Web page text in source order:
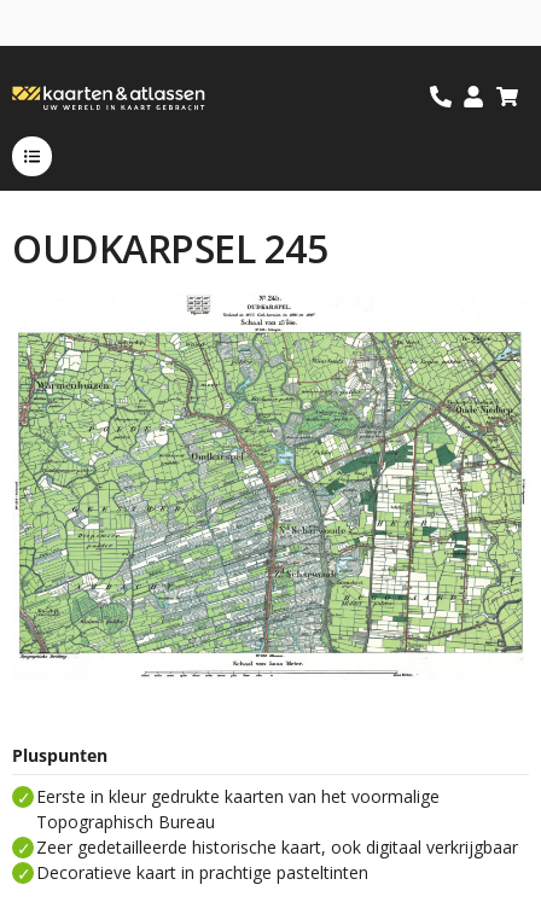
OUDKARPSEL 245
Pluspunten
Eerste in kleur gedrukte kaarten van het voormalige
Topographisch Bureau
Zeer gedetailleerde historische kaart, ook digitaal verkrijgbaar
Decoratieve kaart in prachtige pasteltinten